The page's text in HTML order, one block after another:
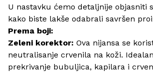
U nastavku ćemo detaljnije objasniti
kako biste lakše odabrali savršen
Prema boji:
Zeleni korektor: Ova nijansa se
neutralisanje crvenila na koži.
prekrivanje bubuljica, kapilara i